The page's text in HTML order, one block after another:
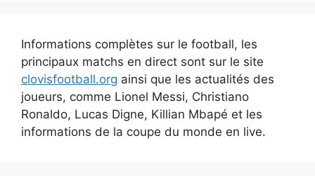
Informations complètes sur le football, les
principaux matchs en direct sont sur le site
clovisfootball.org ainsi que les actualités des
joueurs, comme Lionel Messi, Christiano
Ronaldo, Lucas Digne, Killian Mbapé et les
informations de la coupe du monde en live.